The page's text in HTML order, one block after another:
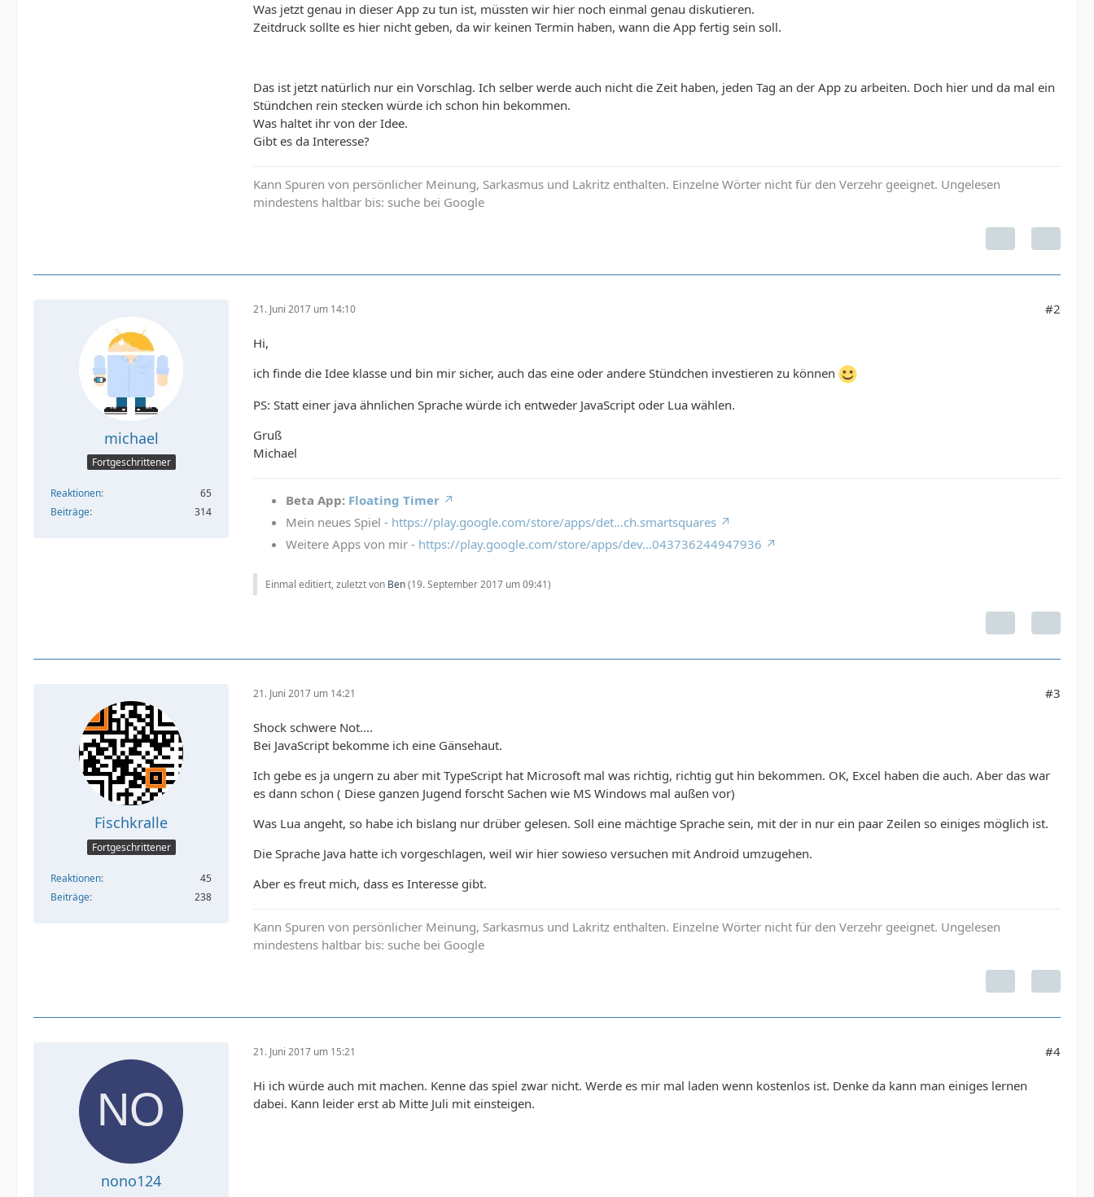
Was jetzt genau in dieser App zu tun ist, müssten wir hier noch einmal genau diskutieren.
Zeitdruck sollte es hier nicht geben, da wir keinen Termin haben, wann die App fertig sein soll.
Das ist jetzt natürlich nur ein Vorschlag. Ich selber werde auch nicht die Zeit haben, jeden Tag an der App zu arbeiten. Doch hier und da mal ein
Stündchen rein stecken würde ich schon hin bekommen.
Was haltet ihr von der Idee.
Gibt es da Interesse?
Kann Spuren von persönlicher Meinung, Sarkasmus und Lakritz enthalten. Einzelne Wörter nicht für den Verzehr geeignet. Ungelesen
mindestens haltbar bis: suche bei Google
michael
Fortgeschrittener
Reaktionen
65
Beiträge
314
21. Juni 2017 um 14:10 #2
Hi,
ich finde die Idee klasse und bin mir sicher, auch das eine oder andere Stündchen investieren zu können
PS: Statt einer java ähnlichen Sprache würde ich entweder JavaScript oder Lua wählen.
Gruß
Michael
Beta App: Floating Timer
Mein neues Spiel - https://play.google.com/store/apps/det…ch.smartsquares
Weitere Apps von mir - https://play.google.com/store/apps/dev…043736244947936
Einmal editiert, zuletzt von Ben(19. September 2017 um 09:41)
Fischkralle
Fortgeschrittener
Reaktionen
45
Beiträge
238
21. Juni 2017 um 14:21 #3
Shock schwere Not....
Bei JavaScript bekomme ich eine Gänsehaut.
Ich gebe es ja ungern zu aber mit TypeScript hat Microsoft mal was richtig, richtig gut hin bekommen. OK, Excel haben die auch. Aber das war
es dann schon ( Diese ganzen Jugend forscht Sachen wie MS Windows mal außen vor)
Was Lua angeht, so habe ich bislang nur drüber gelesen. Soll eine mächtige Sprache sein, mit der in nur ein paar Zeilen so einiges möglich ist.
Die Sprache Java hatte ich vorgeschlagen, weil wir hier sowieso versuchen mit Android umzugehen.
Aber es freut mich, dass es Interesse gibt.
Kann Spuren von persönlicher Meinung, Sarkasmus und Lakritz enthalten. Einzelne Wörter nicht für den Verzehr geeignet. Ungelesen
mindestens haltbar bis: suche bei Google
nono124
21. Juni 2017 um 15:21 #4
Hi ich würde auch mit machen. Kenne das spiel zwar nicht. Werde es mir mal laden wenn kostenlos ist. Denke da kann man einiges lernen
dabei. Kann leider erst ab Mitte Juli mit einsteigen.